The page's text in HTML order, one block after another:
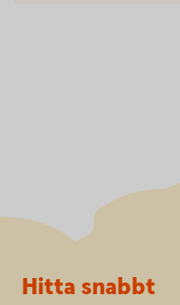
Sidfot
Hitta snabbt